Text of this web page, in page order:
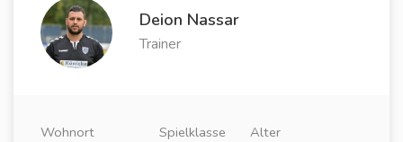
Deion Nassar
Trainer
Wohnort
Spielklasse
Alter